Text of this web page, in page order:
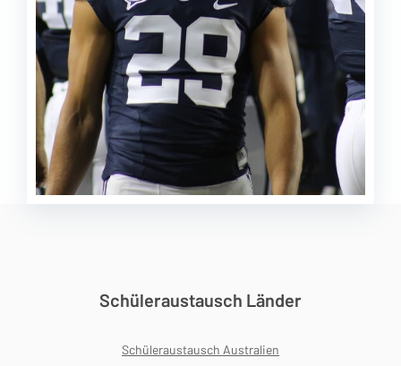
Schüleraustausch Länder
Schüleraustausch Australien